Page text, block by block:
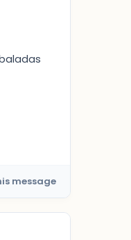
message